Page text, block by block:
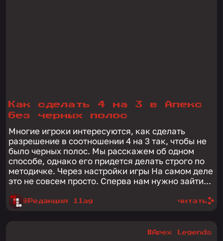
Как сделать 4 на 3 в Апекс
без черных полос
Многие игроки интересуются, как сделать
разрешение в соотношении 4 на 3 так, чтобы не
было черных полос. Мы расскажем об одном
способе, однако его придется делать строго по
методичке. Через настройки игры На самом деле
это не совсем просто. Сперва нам нужно зайти...
@Редакция 1lag читать
#Apex Legends